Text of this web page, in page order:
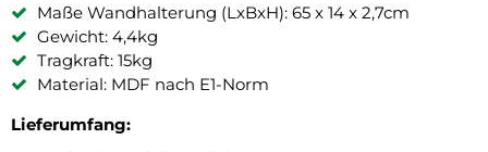
Maße Wandhalterung (LxBxH): 65 x 14 x 2,7cm
Gewicht: 4,4kg
Tragkraft: 15kg
Material: MDF nach E1-Norm
Lieferumfang: